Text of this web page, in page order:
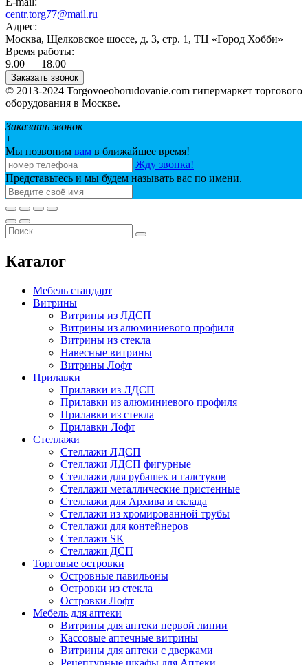
centr.torg77@mail.ru
Адрес:
Москва, Щелковское шоссе, д. 3, стр. 1, ТЦ «Город Хобби»
Время работы:
9.00 — 18.00
Заказать звонок
© 2013-2024 Torgovoeoborudovanie.com гипермаркет торгового
оборудования в Москве.
Заказать звонок
+
Мы позвоним вам в ближайшее время!
Жду звонка!
Представьтесь и мы будем называть вас по имени.
Каталог
Мебель стандарт
Витрины
Витрины из ЛДСП
Витрины из алюминиевого профиля
Витрины из стекла
Навесные витрины
Витрины Лофт
Прилавки
Прилавки из ЛДСП
Прилавки из алюминиевого профиля
Прилавки из стекла
Прилавки Лофт
Стеллажи
Стеллажи ЛДСП
Стеллажи ЛДСП фигурные
Стеллажи для рубашек и галстуков
Стеллажи металлические пристенные
Стеллажи для Архива и склада
Стеллажи из хромированной трубы
Стеллажи для контейнеров
Стеллажи SK
Стеллажи ДСП
Торговые островки
Островные павильоны
Островки из стекла
Островки Лофт
Мебель для аптеки
Витрины для аптеки первой линии
Кассовые аптечные витрины
Витрины для аптеки с дверками
Рецептурные шкафы для Аптеки